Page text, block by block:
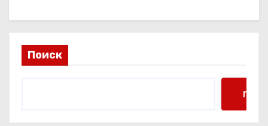
Поиск
Поиск